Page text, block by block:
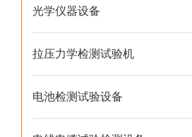
光学仪器设备
拉压力学检测试验机
电池检测试验设备